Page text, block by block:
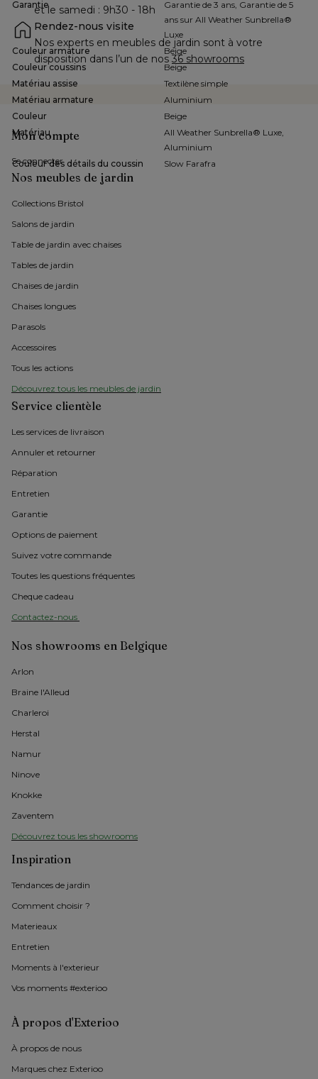
Garantie
Garantie de 3 ans, Garantie de 5
ans sur All Weather Sunbrella®
Luxe
Couleur armature
Beige
Couleur coussins
Beige
Matériau assise
Textilène simple
Matériau armature
Aluminium
Couleur
Beige
Matériau
All Weather Sunbrella® Luxe,
Aluminium
Couleur des détails du coussin
Slow Farafra
et le samedi : 9h30 - 18h
Rendez-nous visite
Nos experts en meubles de jardin sont à votre
disposition dans l’un de nos 36 showrooms
Nos meubles de jardin
Collections Bristol
Salons de jardin
Table de jardin avec chaises
Tables de jardin
Chaises de jardin
Chaises longues
Parasols
Accessoires
Tous les actions
Découvrez tous les meubles de jardin
Service clientèle
Les services de livraison
Annuler et retourner
Réparation
Entretien
Garantie
Options de paiement
Suivez votre commande
Toutes les questions fréquentes
Cheque cadeau
Contactez-nous
Nos showrooms en Belgique
Arlon
Braine l'Alleud
Charleroi
Herstal
Namur
Ninove
Knokke
Zaventem
Découvrez tous les showrooms
Inspiration
Tendances de jardin
Comment choisir ?
Materieaux
Entretien
Moments à l'exterieur
Vos moments #exterioo
À propos d'Exterioo
À propos de nous
Marques chez Exterioo
Mon compte
Se connecter